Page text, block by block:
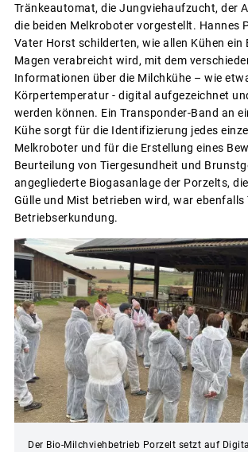
Tränkeautomat, die Jungviehaufzucht, der
die beiden Melkroboter vorgestellt. Hannes
Vater Horst schilderten, wie allen Kühen ein
Magen verabreicht wird, mit dem
Informationen über die Milchkühe – wie
Körpertemperatur - digital aufgezeichnet
werden können. Ein Transponder-Band an
Kühe sorgt für die Identifizierung jedes
Melkroboter und für die Erstellung eines
Beurteilung von Tiergesundheit und
angegliederte Biogasanlage der Porzelts,
Gülle und Mist betrieben wird, war ebenfalls
Betriebserkundung.
Der Bio-Milchviehbetrieb Porzelt setzt auf